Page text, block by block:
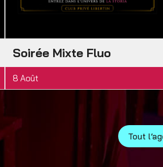
Soirée Mixte Fluo
8 Août
Tout